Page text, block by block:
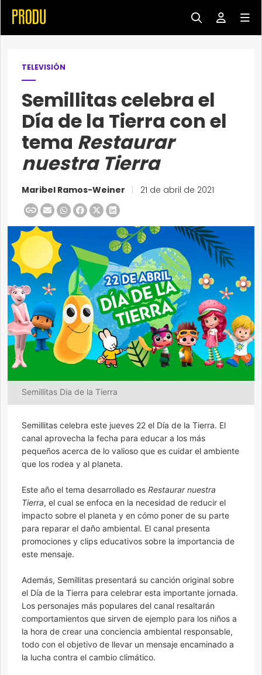
TELEVISIÓN
Semillitas celebra el
Día de la Tierra con el
tema Restaurar
nuestra Tierra
Maribel Ramos-Weiner 21 de abril de 2021
Semillitas Dia de la Tierra
Semillitas celebra este jueves 22 el Día de la Tierra. El
canal aprovecha la fecha para educar a los más
pequeños acerca de lo valioso que es cuidar el ambiente
que los rodea y al planeta.
Este año el tema desarrollado es Restaurar nuestra
Tierra, el cual se enfoca en la necesidad de reducir el
impacto sobre el planeta y en cómo poner de su parte
para reparar el daño ambiental. El canal presenta
promociones y clips educativos sobre la importancia de
este mensaje.
Además, Semillitas presentará su canción original sobre
el Día de la Tierra para celebrar esta importante jornada.
Los personajes más populares del canal resaltarán
comportamientos que sirven de ejemplo para los niños a
la hora de crear una conciencia ambiental responsable,
todo con el objetivo de llevar un mensaje encaminado a
la lucha contra el cambio climático.